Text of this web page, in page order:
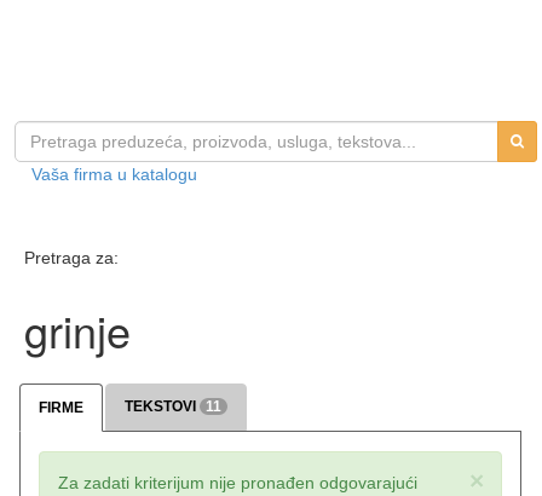
Vaša firma u katalogu
Pretraga za:
grinje
FIRME TEKSTOVI 11
×
Za zadati kriterijum nije pronađen odgovarajući